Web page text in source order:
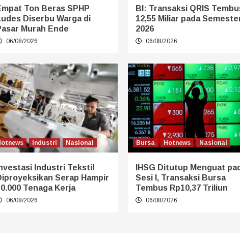
Ton Beras SPHP
Diserbu Warga di
Murah Ende
06/08/2026
BI: Transaksi QRIS
12,55 Miliar pada Semester
2026
06/08/2026
Industri Nasional
Industri Tekstil
Serap Hampir
Tenaga Kerja
06/08/2026
Bursa Hotnews Nasional
IHSG Ditutup Menguat
Sesi I, Transaksi Bursa
Tembus Rp10,37 Triliun
06/08/2026